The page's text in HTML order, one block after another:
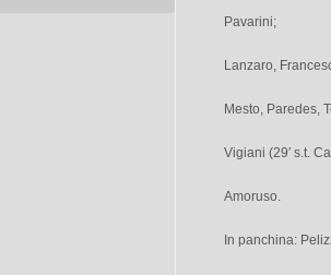
Pavarini;
Lanzaro,
Mesto, Paredes,
Vigiani (29′ s.t.
Amoruso.
In panchina: